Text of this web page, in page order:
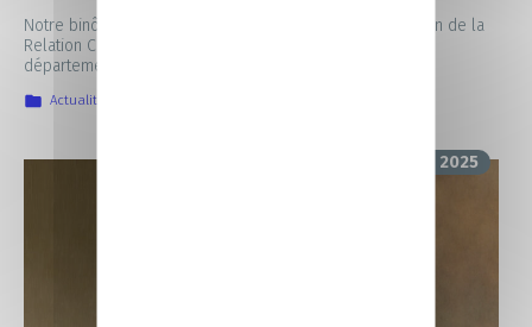
Notre binôme d’apprenties en Négociation et Digitalisation de la
Relation Client ont remporté le premier prix de la finale
départementale des DCF Challenge !
Actualités
28 mars 2025